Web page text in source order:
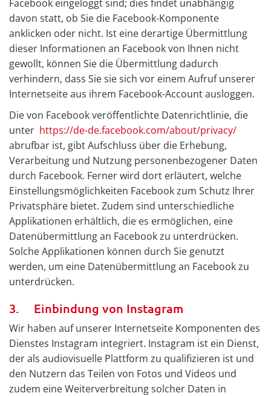
Facebook eingeloggt sind; dies findet unabhängig
davon statt, ob Sie die Facebook-Komponente
anklicken oder nicht. Ist eine derartige Übermittlung
dieser Informationen an Facebook von Ihnen nicht
gewollt, können Sie die Übermittlung dadurch
verhindern, dass Sie sie sich vor einem Aufruf unserer
Internetseite aus ihrem Facebook-Account ausloggen.
Die von Facebook veröffentlichte Datenrichtlinie, die
unter https://de-de.facebook.com/about/privacy/
abrufbar ist, gibt Aufschluss über die Erhebung,
Verarbeitung und Nutzung personenbezogener Daten
durch Facebook. Ferner wird dort erläutert, welche
Einstellungsmöglichkeiten Facebook zum Schutz Ihrer
Privatsphäre bietet. Zudem sind unterschiedliche
Applikationen erhältlich, die es ermöglichen, eine
Datenübermittlung an Facebook zu unterdrücken.
Solche Applikationen können durch Sie genutzt
werden, um eine Datenübermittlung an Facebook zu
unterdrücken.
3. Einbindung von Instagram
Wir haben auf unserer Internetseite Komponenten des
Dienstes Instagram integriert. Instagram ist ein Dienst,
der als audiovisuelle Plattform zu qualifizieren ist und
den Nutzern das Teilen von Fotos und Videos und
zudem eine Weiterverbreitung solcher Daten in